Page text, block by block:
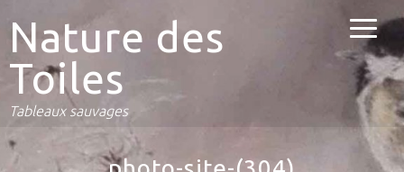
Nature des
Toiles
Tableaux sauvages